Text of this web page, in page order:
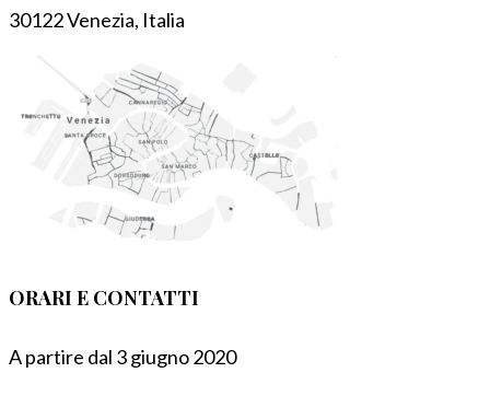
30122 Venezia, Italia
ORARI E CONTATTI
A partire dal 3 giugno 2020